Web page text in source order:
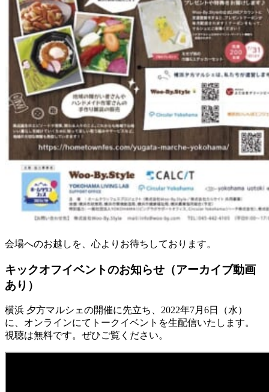
会場へのお越しを、心よりお待ちしております。
キックオフイベントのお知らせ（アーカイブ動画
あり）
横浜 夕方マルシェの開催に先立ち、2022年7月6日（水）
に、オンラインにてトークイベントを生配信いたします。
視聴は無料です。ぜひご覧ください。